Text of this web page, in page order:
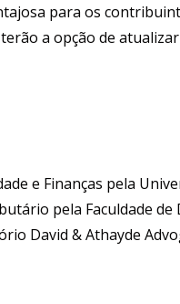
para os
a opção de
e Finanças pela
pela Faculdade
David & Athayde